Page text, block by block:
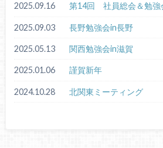
2025.09.16 第14回 社員総会＆勉強
2025.09.03 長野勉強会in長野
2025.05.13 関西勉強会in滋賀
2025.01.06 謹賀新年
2024.10.28 北関東ミーティング